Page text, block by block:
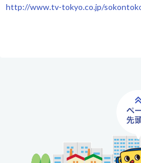
http://www.tv-tokyo.co.jp/